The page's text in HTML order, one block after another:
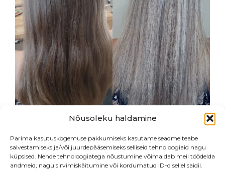
Nõusoleku haldamine
Parima kasutuskogemuse pakkumiseks kasutame seadme teabe
salvestamiseks ja/või juurdepääsemiseks selliseid tehnoloogiaid nagu
küpsised. Nende tehnoloogiatega nõustumine võimaldab meil töödelda
andmeid, nagu sirvimiskäitumine või kordumatud ID-d sellel saidil.